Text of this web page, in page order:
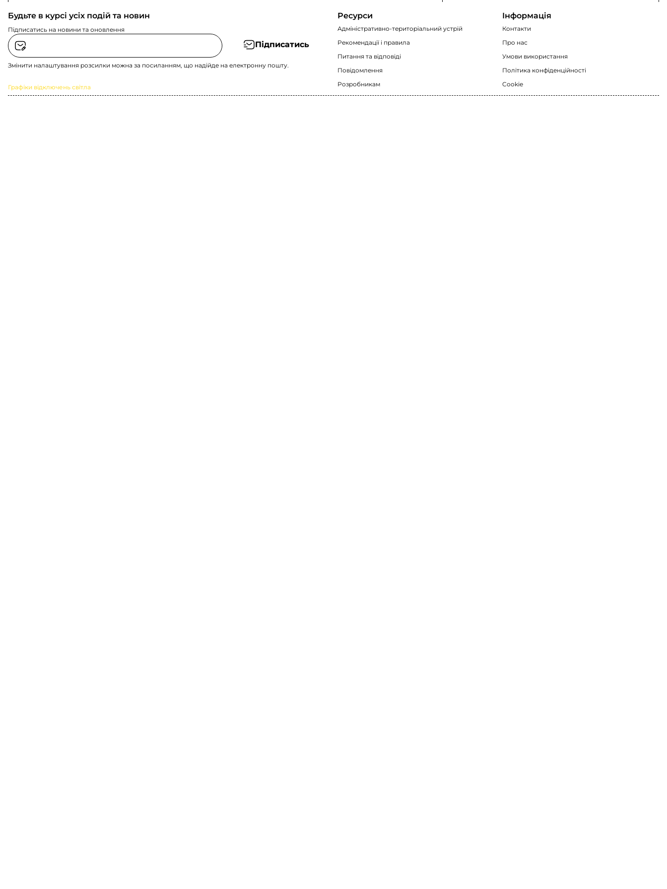
Будьте в курсі усіх подій та новин
Підписатись на новини та оновлення
Підписатись
Змінити налаштування розсилки можна за посиланням, що надійде на електронну пошту.
Графіки відключень світла
Ресурси
Адміністративно-територіальний устрій
Рекомендації i правила
Питання та відповіді
Повідомлення
Розробникам
Інформація
Контакти
Про нас
Умови використання
Політика конфіденційності
Cookie